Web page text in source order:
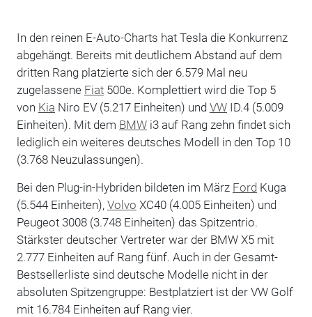
In den reinen E-Auto-Charts hat Tesla die Konkurrenz
abgehängt. Bereits mit deutlichem Abstand auf dem
dritten Rang platzierte sich der 6.579 Mal neu
zugelassene Fiat500e. Komplettiert wird die Top 5
von Kia Niro EV (5.217 Einheiten) und VWID.4 (5.009
Einheiten). Mit dem BMWi3 auf Rang zehn findet sich
lediglich ein weiteres deutsches Modell in den Top 10
(3.768 Neuzulassungen).
Bei den Plug-in-Hybriden bildeten im März Ford Kuga
(5.544 Einheiten), Volvo XC40 (4.005 Einheiten) und
Peugeot 3008 (3.748 Einheiten) das Spitzentrio.
Stärkster deutscher Vertreter war der BMW X5 mit
2.777 Einheiten auf Rang fünf. Auch in der Gesamt-
Bestsellerliste sind deutsche Modelle nicht in der
absoluten Spitzengruppe: Bestplatziert ist der VW Golf
mit 16.784 Einheiten auf Rang vier.